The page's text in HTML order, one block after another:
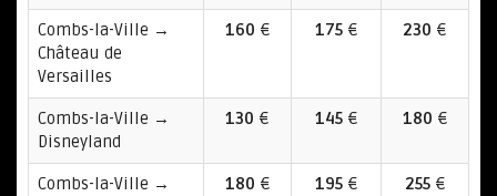
Combs-la-Ville →
Château de
Versailles
160 € 175€ 230 €
Combs-la-Ville →
Disneyland
130 € 145€ 180 €
Combs-la-Ville →
180 € 195€ 255€